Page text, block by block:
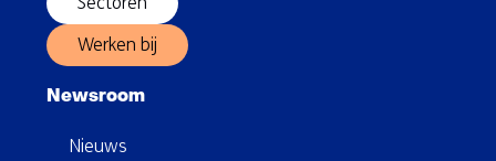
Werken bij
Newsroom
Nieuws